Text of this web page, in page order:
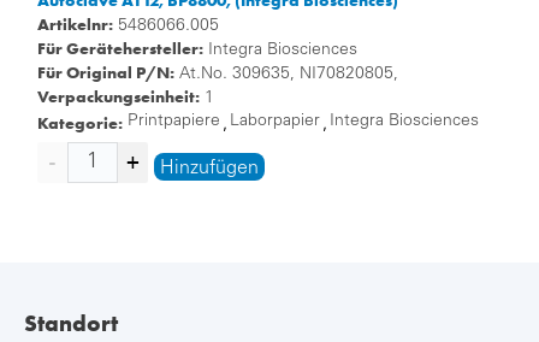
Artikelnr: 5486066.005
Für Gerätehersteller: Integra Biosciences
Für Original P/N: At.No. 309635, NI70820805,
Verpackungseinheit: 1
Kategorie: Printpapiere , Laborpapier , Integra Biosciences
Hinzufügen
Standort